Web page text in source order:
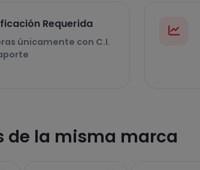
Requerida
únicamente con C.I.
de la misma marca